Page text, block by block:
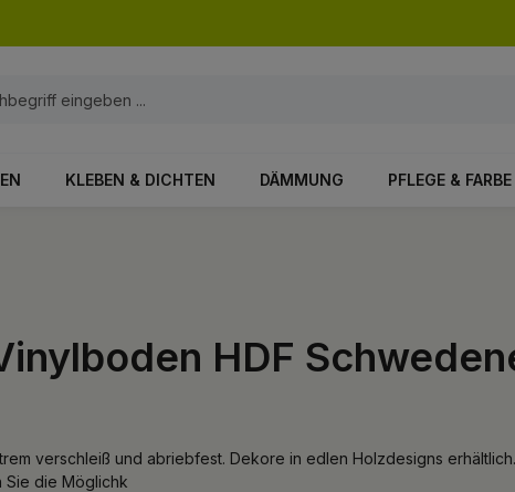
KLEBEN & DICHTEN DÄMMUNG PFLEGE & FARBE
HDF
verschleiß und abriebfest. Dekore in edlen Holzdesigns
Sie die Möglichk